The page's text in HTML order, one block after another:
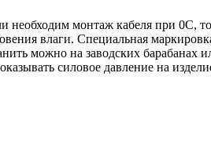
монтаж кабеля при 0С,
влаги. Специальная
можно на заводских барабанах
силовое давление на